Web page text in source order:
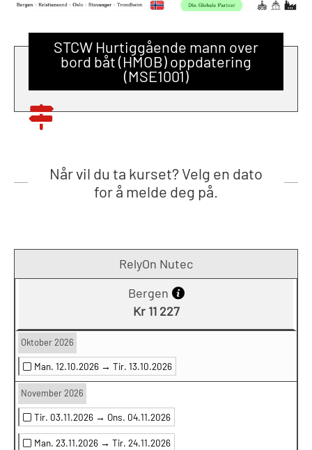
STCW Hurtiggående mann over
bord båt (HMOB) oppdatering
(MSE1001)
Når vil du ta kurset? Velg en dato
for å melde deg på.
RelyOn Nutec
Bergen
Kr 11 227
Oktober 2026
Man. 12.10.2026 → Tir. 13.10.2026
November 2026
Tir. 03.11.2026 → Ons. 04.11.2026
Man. 23.11.2026 → Tir. 24.11.2026